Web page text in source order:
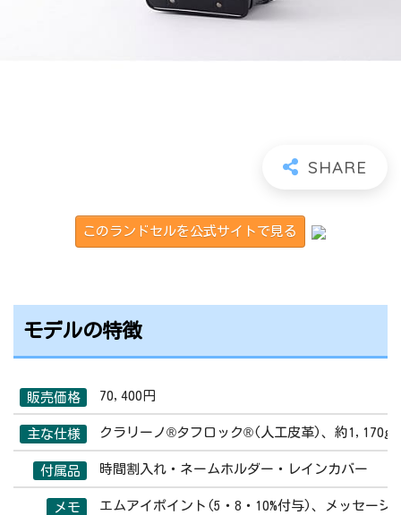
このランドセルを公式サイトで見る
モデルの特徴
販売価格 70,400円
主な仕様 クラリーノ®タフロック®(人工皮革)、約1,170g
付属品 時間割入れ・ネームホルダー・レインカバー
メモ エムアイポイント(5・8・10%付与)、メッセージ